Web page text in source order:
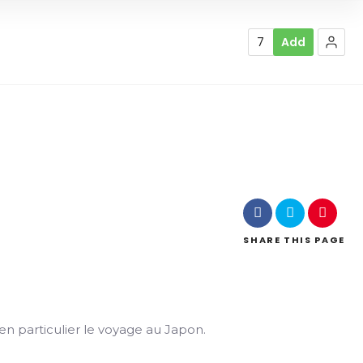
7 Add
SHARE THIS PAGE
particulier le voyage au Japon.